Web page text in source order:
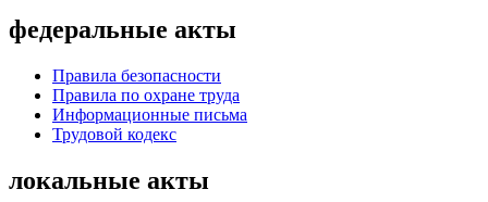
федеральные акты
Правила безопасности
Правила по охране труда
Информационные письма
Трудовой кодекс
локальные акты